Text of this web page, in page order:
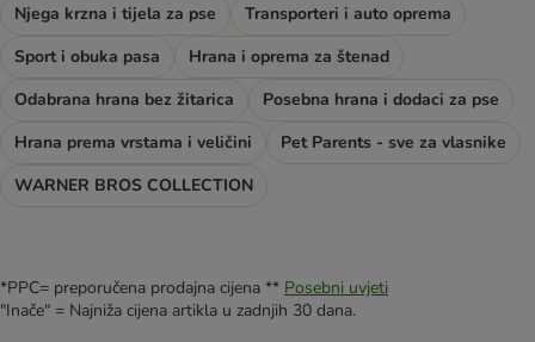
Njega krzna i tijela za pse
Transporteri i auto oprema
Sport i obuka pasa
Hrana i oprema za štenad
Odabrana hrana bez žitarica
Posebna hrana i dodaci za pse
Hrana prema vrstama i veličini
Pet Parents - sve za vlasnike
WARNER BROS COLLECTION
*PPC= preporučena prodajna cijena ** Posebni uvjeti
"Inače" = Najniža cijena artikla u zadnjih 30 dana.